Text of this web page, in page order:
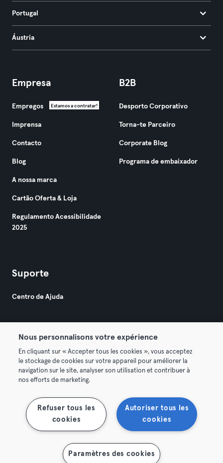
Portugal
Áustria
Empresa
Empregos Estamos a contratar!
Imprensa
Contacto
Blog
A nossa marca
Cartão Oferta & Loja
Regulamento Acessibilidade
2025
B2B
Desporto Corporativo
Torna-te Parceiro
Corporate Blog
Programa de embaixador
Suporte
Centro de Ajuda
© 2026 Urban Sports Group GmbH. All rights reserved.
Termos & Condições
Rescindir contratos aqui Cancelar contratos aqui
Nous personnalisons votre expérience
En cliquant sur « Accepter tous les cookies », vous acceptez
le stockage de cookies sur votre appareil pour améliorer la
navigation sur le site, analyser son utilisation et contribuer à
nos efforts de marketing.
Autoriser tous les
cookies
Refuser tous les
cookies
Paramètres des cookies